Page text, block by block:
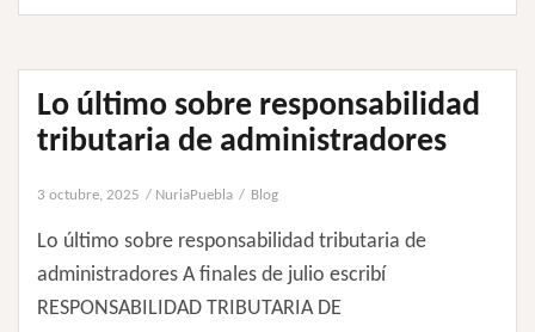
Lo último sobre responsabilidad
tributaria de administradores
3 octubre, 2025 NuriaPuebla Blog
Lo último sobre responsabilidad tributaria de
administradores A finales de julio escribí
RESPONSABILIDAD TRIBUTARIA DE